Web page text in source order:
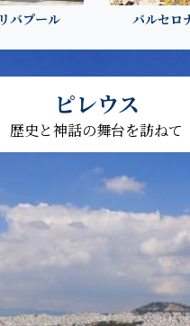
リバプール バルセロ
ピレウス
歴史と神話の舞台を訪ねて